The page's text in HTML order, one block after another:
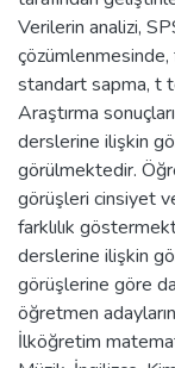
Verilerin analizi,
standart sapma, t
Araştırma
derslerine ilişkin
görülmektedir.
görüşleri cinsiyet
farklılık
derslerine ilişkin
görüşlerine göre
öğretmen
İlköğretim